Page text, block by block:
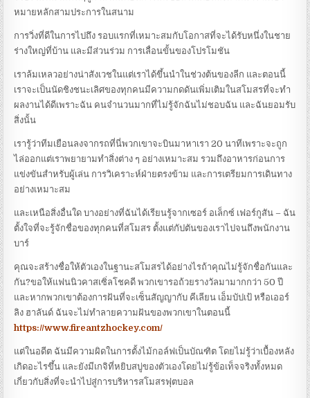
หมายหลักสามประการในสนาม
การวิ่งที่ดีในการไปถึง รอบแรกที่เหมาะสมกับโอกาสที่จะได้รับหนึ่งในชาย
ร่างใหญ่ที่บ้าน และมีส่วนร่วม การเลื่อนขั้นของโปรโมชัน
เราล้มเหลวอย่างน่าสังเวชในแต่เราได้ขึ้นนำในช่วงต้นของลีก และตอนนี้
เราจะเป็นนัดชิงชนะเลิศของทุกคนมีความกดดันเพิ่มเติมในสโมสรที่จะทำ
ผลงานได้ดีเพราะฉัน คนจำนวนมากที่ไม่รู้จักฉันไม่ชอบฉัน และฉันยอมรับ
สิ่งนั้น
เรารู้ว่าทีมเยือนลงจากรถที่นี่พวกเขาจะบินมาหาเรา 20 นาทีเพราะจะถูก
ไล่ออกแต่เราพยายามทำสิ่งต่าง ๆ อย่างเหมาะสม รวมถึงอาหารก่อนการ
แข่งขันสำหรับผู้เล่น การวิเคราะห์ฝ่ายตรงข้าม และการเตรียมการเดินทาง
อย่างเหมาะสม
และเหนือสิ่งอื่นใด บางอย่างที่ฉันได้เรียนรู้จากเซอร์ อเล็กซ์ เฟอร์กูสัน – ฉัน
ตั้งใจที่จะรู้จักชื่อของทุกคนที่สโมสร ตั้งแต่กัปตันของเราไปจนถึงพนักงาน
บาร์
คุณจะสร้างชื่อให้ตัวเองในฐานะสโมสรได้อย่างไรถ้าคุณไม่รู้จักชื่อกันและ
กัน?ขอให้แฟนนิวคาสเซิ่ลโชคดี พวกเขารอถ้วยรางวัลมามากกว่า 50 ปี
และหากพวกเขาต้องการฝันที่จะเซ็นสัญญากับ คีเลียน เอ็มบัปเป้ หรือเออร์
ลิง ฮาลันด์ ฉันจะไม่ทำลายความฝันของพวกเขาในตอนนี้
https://www.fireantzhockey.com/
แต่ในอดีต ฉันมีความผิดในการตั้งไม้กอล์ฟเป็นบัณฑิต โดยไม่รู้ว่าเบื้องหลัง
เกิดอะไรขึ้น และยังมีเกจิที่หยิบสบู่ของตัวเองโดยไม่รู้ข้อเท็จจริงทั้งหมด
เกี่ยวกับสิ่งที่จะนำไปสู่การบริหารสโมสรฟุตบอล